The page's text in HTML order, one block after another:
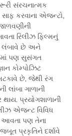
સંરચનાત્મક
સાફ કરવાના એજન્ટો,
રિલીઝ ફિલ્મનું
લંબાવે છે અને
પણ સુસંગત
કોમ્પોઝિટ
છે, જેથી રંગ
લાંબા ગાળાની
પ્રયોગશાળાની
એજન્ટ વિવિધ
આવતા પણ તેના
પ્રકૃતિને દર્શાવે